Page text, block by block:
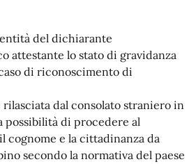
del dichiarante
attestante lo stato di gravidanza
di riconoscimento di
dal consolato straniero in
possibilità di procedere al
cognome e la cittadinanza da
secondo la normativa del paese